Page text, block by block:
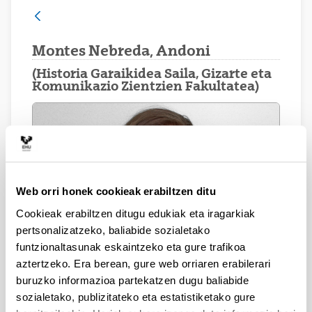
Web orri honek cookieak erabiltzen ditu
Cookieak erabiltzen ditugu edukiak eta iragarkiak
pertsonalizatzeko, baliabide sozialetako
funtzionaltasunak eskaintzeko eta gure trafikoa
aztertzeko. Era berean, gure web orriaren erabilerari
buruzko informazioa partekatzen dugu baliabide
sozialetako, publizitateko eta estatistiketako gure
Montes Nebreda, Andoni
(Historia Garaikidea Saila, Gizarte eta
Komunikazio Zientzien Fakultatea)